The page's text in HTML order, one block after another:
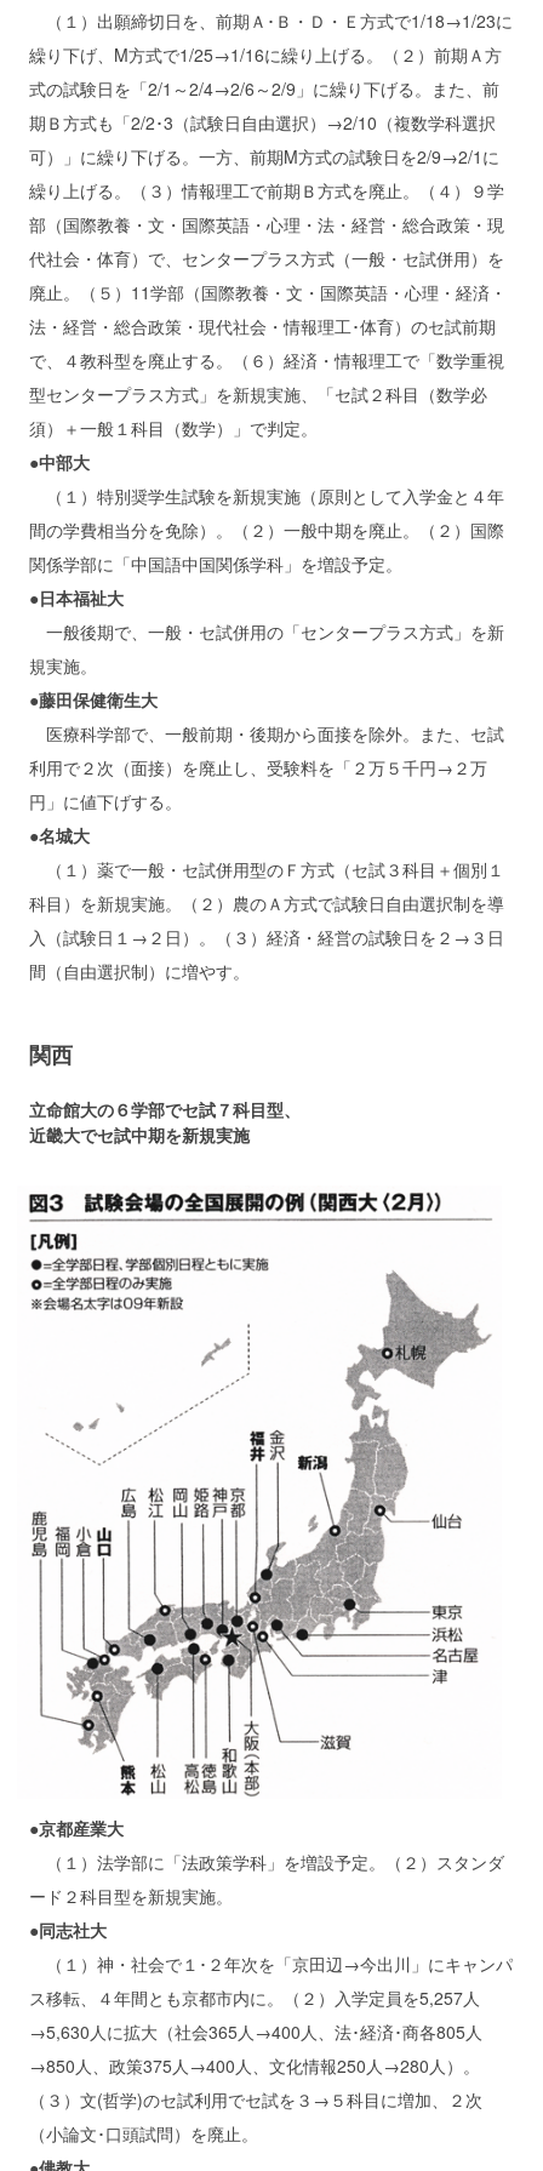
（１）出願締切日を、前期Ａ･Ｂ・Ｄ・Ｅ方式で1/18→1/23に
繰り下げ、M方式で1/25→1/16に繰り上げる。（２）前期Ａ方
式の試験日を「2/1～2/4→2/6～2/9」に繰り下げる。また、前
期Ｂ方式も「2/2･3（試験日自由選択）→2/10（複数学科選択
可）」に繰り下げる。一方、前期M方式の試験日を2/9→2/1に
繰り上げる。（３）情報理工で前期Ｂ方式を廃止。（４）９学
部（国際教養・文・国際英語・心理・法・経営・総合政策・現
代社会・体育）で、センタープラス方式（一般・セ試併用）を
廃止。（５）11学部（国際教養・文・国際英語・心理・経済・
法・経営・総合政策・現代社会・情報理工･体育）のセ試前期
で、４教科型を廃止する。（６）経済・情報理工で「数学重視
型センタープラス方式」を新規実施、「セ試２科目（数学必
須）＋一般１科目（数学）」で判定。
●中部大
（１）特別奨学生試験を新規実施（原則として入学金と４年
間の学費相当分を免除）。（２）一般中期を廃止。（２）国際
関係学部に「中国語中国関係学科」を増設予定。
●日本福祉大
一般後期で、一般・セ試併用の「センタープラス方式」を新
規実施。
●藤田保健衛生大
医療科学部で、一般前期・後期から面接を除外。また、セ試
利用で２次（面接）を廃止し、受験料を「２万５千円→２万
円」に値下げする。
●名城大
（１）薬で一般・セ試併用型のＦ方式（セ試３科目＋個別１
科目）を新規実施。（２）農のＡ方式で試験日自由選択制を導
入（試験日１→２日）。（３）経済・経営の試験日を２→３日
間（自由選択制）に増やす。
関西
立命館大の６学部でセ試７科目型、
近畿大でセ試中期を新規実施
●京都産業大
（１）法学部に「法政策学科」を増設予定。（２）スタンダ
ード２科目型を新規実施。
●同志社大
（１）神・社会で１･２年次を「京田辺→今出川」にキャンパ
ス移転、４年間とも京都市内に。（２）入学定員を5,257人
→5,630人に拡大（社会365人→400人、法･経済･商各805人
→850人、政策375人→400人、文化情報250人→280人）。
（３）文(哲学)のセ試利用でセ試を３→５科目に増加、２次
（小論文･口頭試問）を廃止。